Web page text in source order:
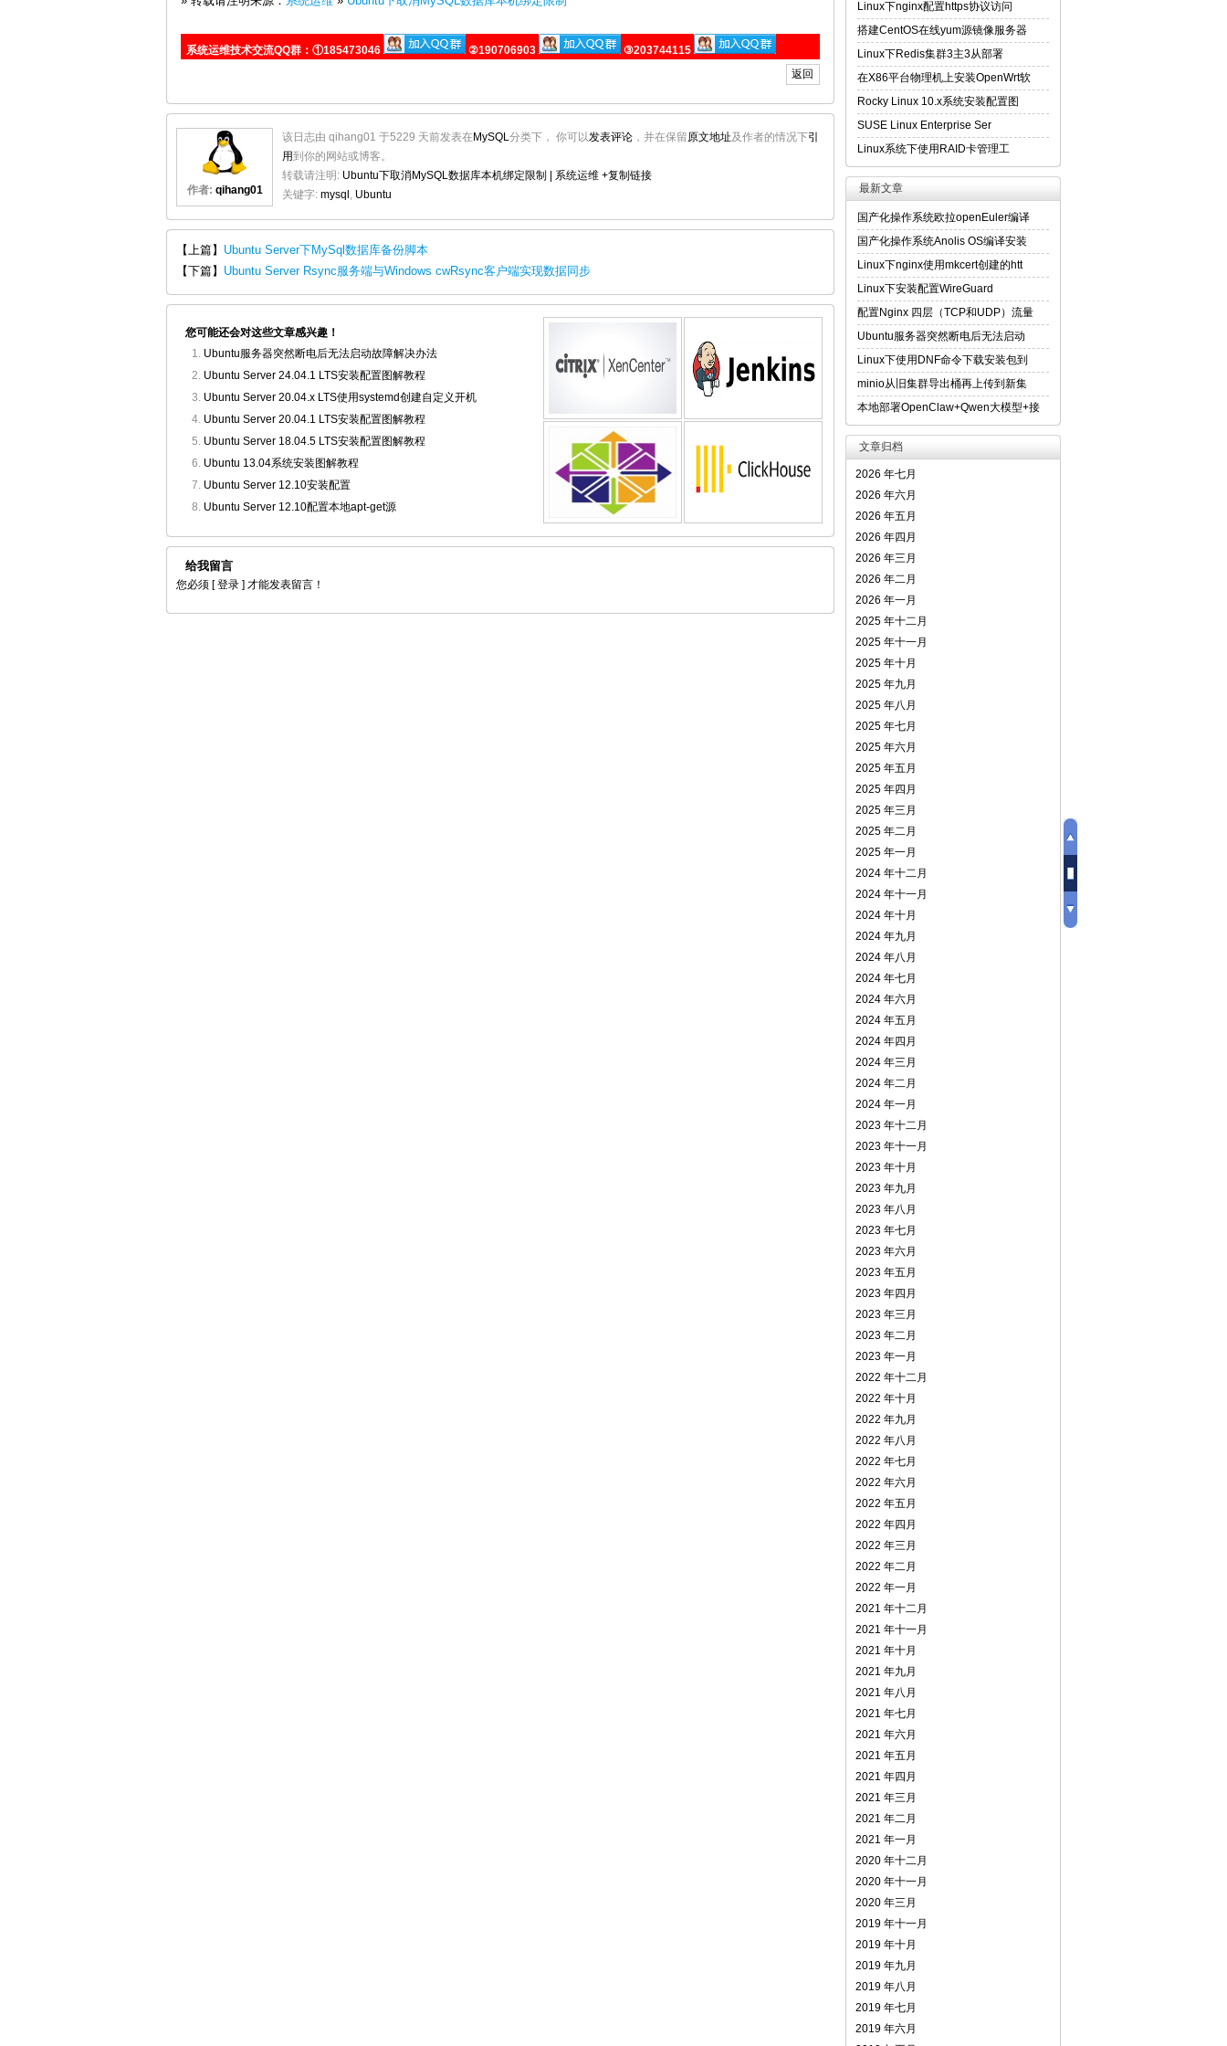
系统运维技术交流QQ群：①185473046 ②190706903
③203744115
返回
作者: qihang01
该日志由 qihang01 于5229 天前发表在 MySQL分类下， 你可以发表评论 ，并在保留原文地址及作者的情况下引
用到你的网站或博客。
转载请注明: Ubuntu下取消MySQL数据库本机绑定限制 | 系统运维 +复制链接
关键字: mysql , Ubuntu
【上篇】 Ubuntu Server下MySql数据库备份脚本
【下篇】 Ubuntu Server Rsync服务端与Windows cwRsync客户端实现数据同步
您可能还会对这些文章感兴趣！
Ubuntu服务器突然断电后无法启动故障解决办法
Ubuntu Server 24.04.1 LTS安装配置图解教程
Ubuntu Server 20.04.x LTS使用systemd创建自定义开机
Ubuntu Server 20.04.1 LTS安装配置图解教程
Ubuntu Server 18.04.5 LTS安装配置图解教程
Ubuntu 13.04系统安装图解教程
Ubuntu Server 12.10安装配置
Ubuntu Server 12.10配置本地apt-get源
给我留言
您必须 [ 登录 ] 才能发表留言！
Linux下nginx配置https协议访问
搭建CentOS在线yum源镜像服务器
Linux下Redis集群3主3从部署
在X86平台物理机上安装OpenWrt软
Rocky Linux 10.x系统安装配置图
SUSE Linux Enterprise Ser
Linux系统下使用RAID卡管理工
最新文章
国产化操作系统欧拉openEuler编译
国产化操作系统Anolis OS编译安装
Linux下nginx使用mkcert创建的htt
Linux下安装配置WireGuard
配置Nginx 四层（TCP和UDP）流量
Ubuntu服务器突然断电后无法启动
Linux下使用DNF命令下载安装包到
minio从旧集群导出桶再上传到新集
本地部署OpenClaw+Qwen大模型+接
文章归档
2026 年七月
2026 年六月
2026 年五月
2026 年四月
2026 年三月
2026 年二月
2026 年一月
2025 年十二月
2025 年十一月
2025 年十月
2025 年九月
2025 年八月
2025 年七月
2025 年六月
2025 年五月
2025 年四月
2025 年三月
2025 年二月
2025 年一月
2024 年十二月
2024 年十一月
2024 年十月
2024 年九月
2024 年八月
2024 年七月
2024 年六月
2024 年五月
2024 年四月
2024 年三月
2024 年二月
2024 年一月
2023 年十二月
2023 年十一月
2023 年十月
2023 年九月
2023 年八月
2023 年七月
2023 年六月
2023 年五月
2023 年四月
2023 年三月
2023 年二月
2023 年一月
2022 年十二月
2022 年十月
2022 年九月
2022 年八月
2022 年七月
2022 年六月
2022 年五月
2022 年四月
2022 年三月
2022 年二月
2022 年一月
2021 年十二月
2021 年十一月
2021 年十月
2021 年九月
2021 年八月
2021 年七月
2021 年六月
2021 年五月
2021 年四月
2021 年三月
2021 年二月
2021 年一月
2020 年十二月
2020 年十一月
2020 年三月
2019 年十一月
2019 年十月
2019 年九月
2019 年八月
2019 年七月
2019 年六月